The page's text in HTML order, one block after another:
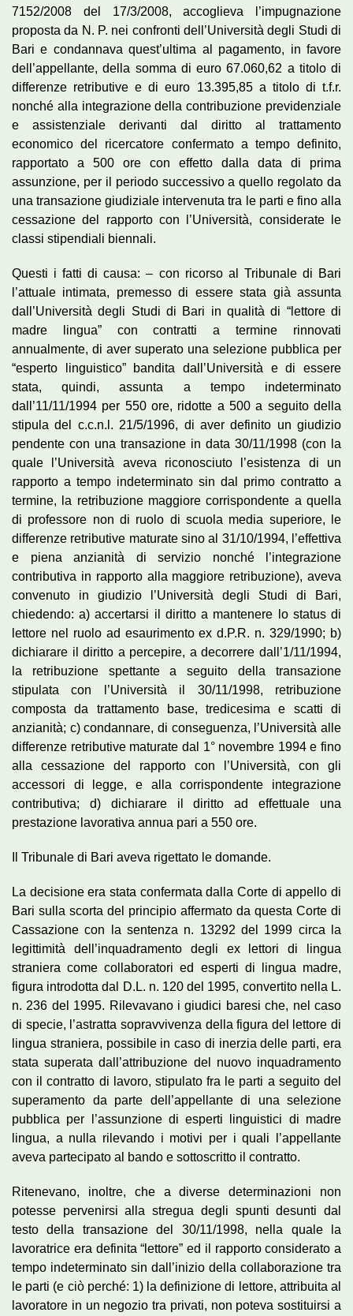
7152/2008 del 17/3/2008, accoglieva l’impugnazione
proposta da N. P. nei confronti dell’Università degli Studi di
Bari e condannava quest’ultima al pagamento, in favore
dell’appellante, della somma di euro 67.060,62 a titolo di
differenze retributive e di euro 13.395,85 a titolo di t.f.r.
nonché alla integrazione della contribuzione previdenziale
e assistenziale derivanti dal diritto al trattamento
economico del ricercatore confermato a tempo definito,
rapportato a 500 ore con effetto dalla data di prima
assunzione, per il periodo successivo a quello regolato da
una transazione giudiziale intervenuta tra le parti e fino alla
cessazione del rapporto con l’Università, considerate le
classi stipendiali biennali.
Questi i fatti di causa: – con ricorso al Tribunale di Bari
l’attuale intimata, premesso di essere stata già assunta
dall’Università degli Studi di Bari in qualità di “lettore di
madre lingua” con contratti a termine rinnovati
annualmente, di aver superato una selezione pubblica per
“esperto linguistico” bandita dall’Università e di essere
stata, quindi, assunta a tempo indeterminato
dall’11/11/1994 per 550 ore, ridotte a 500 a seguito della
stipula del c.c.n.l. 21/5/1996, di aver definito un giudizio
pendente con una transazione in data 30/11/1998 (con la
quale l’Università aveva riconosciuto l’esistenza di un
rapporto a tempo indeterminato sin dal primo contratto a
termine, la retribuzione maggiore corrispondente a quella
di professore non di ruolo di scuola media superiore, le
differenze retributive maturate sino al 31/10/1994, l’effettiva
e piena anzianità di servizio nonché l’integrazione
contributiva in rapporto alla maggiore retribuzione), aveva
convenuto in giudizio l’Università degli Studi di Bari,
chiedendo: a) accertarsi il diritto a mantenere lo status di
lettore nel ruolo ad esaurimento ex d.P.R. n. 329/1990; b)
dichiarare il diritto a percepire, a decorrere dall’1/11/1994,
la retribuzione spettante a seguito della transazione
stipulata con l’Università il 30/11/1998, retribuzione
composta da trattamento base, tredicesima e scatti di
anzianità; c) condannare, di conseguenza, l’Università alle
differenze retributive maturate dal 1° novembre 1994 e fino
alla cessazione del rapporto con l’Università, con gli
accessori di legge, e alla corrispondente integrazione
contributiva; d) dichiarare il diritto ad effettuale una
prestazione lavorativa annua pari a 550 ore.
Il Tribunale di Bari aveva rigettato le domande.
La decisione era stata confermata dalla Corte di appello di
Bari sulla scorta del principio affermato da questa Corte di
Cassazione con la sentenza n. 13292 del 1999 circa la
legittimità dell’inquadramento degli ex lettori di lingua
straniera come collaboratori ed esperti di lingua madre,
figura introdotta dal D.L. n. 120 del 1995, convertito nella L.
n. 236 del 1995. Rilevavano i giudici baresi che, nel caso
di specie, l’astratta sopravvivenza della figura del lettore di
lingua straniera, possibile in caso di inerzia delle parti, era
stata superata dall’attribuzione del nuovo inquadramento
con il contratto di lavoro, stipulato fra le parti a seguito del
superamento da parte dell’appellante di una selezione
pubblica per l’assunzione di esperti linguistici di madre
lingua, a nulla rilevando i motivi per i quali l’appellante
aveva partecipato al bando e sottoscritto il contratto.
Ritenevano, inoltre, che a diverse determinazioni non
potesse pervenirsi alla stregua degli spunti desunti dal
testo della transazione del 30/11/1998, nella quale la
lavoratrice era definita “lettore” ed il rapporto considerato a
tempo indeterminato sin dall’inizio della collaborazione tra
le parti (e ciò perché: 1) la definizione di lettore, attribuita al
lavoratore in un negozio tra privati, non poteva sostituirsi a